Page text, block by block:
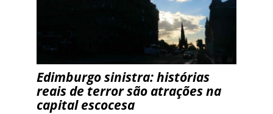
Edimburgo sinistra: histórias
reais de terror são atrações na
capital escocesa